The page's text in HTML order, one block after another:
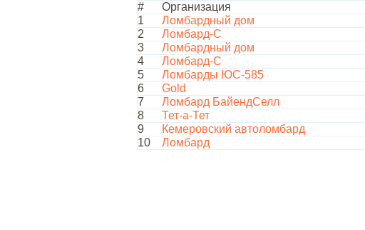
# Организация
1
Ломбардный дом
2
Ломбард-С
3
Ломбардный дом
4
Ломбард-С
5
Ломбарды ЮС-585
6
Gold
7
Ломбард БайендСелл
8
Тет-а-Тет
9
Кемеровский автоломбард
10
Ломбард